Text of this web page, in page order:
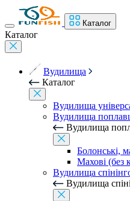
Каталог
Каталог
Вудилища
Каталог
Вудилища
Вудилища
Вудилища
Болонські,
Махові (без
Вудилища
Вудилища